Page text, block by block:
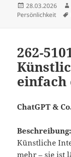
Veröffentlicht
am
28.03.2026
Persönlichkeit
262-
ChatGPT &
Beschreibung:
Künstliche
mehr – sie ist